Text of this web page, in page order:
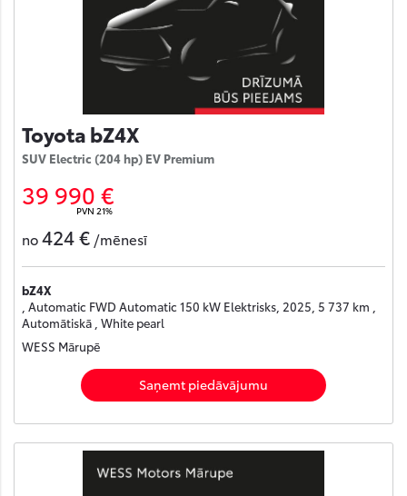
Toyota bZ4X
SUV Electric (204 hp) EV Premium
39 990 €
PVN 21%
no424 € /mēnesī
bZ4X
, Automatic FWD Automatic 150 kW Elektrisks, 2025, 5 737 km ,
Automātiskā , White pearl
WESS Mārupē
Saņemt piedāvājumu